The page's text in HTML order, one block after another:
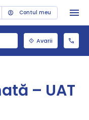
Contul meu
Avarii
– UAT